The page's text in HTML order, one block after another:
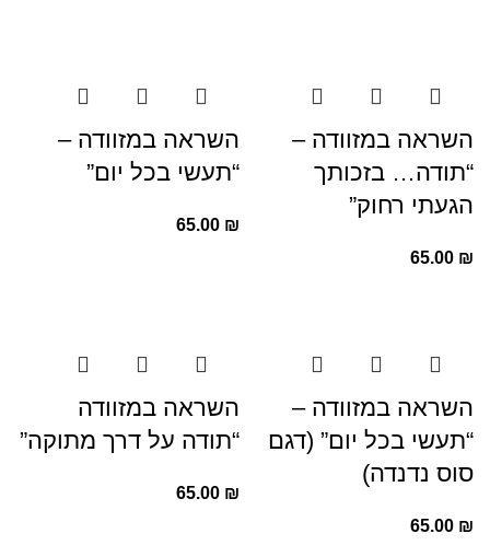
השראה במזוודה –
“תודה… בזכותך
הגעתי רחוק”
65.00 ₪
השראה במזוודה –
“תעשי בכל יום”
65.00 ₪
השראה במזוודה –
“תעשי בכל יום” (דגם
סוס נדנדה)
65.00 ₪
השראה במזוודה
“תודה על דרך מתוקה”
65.00 ₪